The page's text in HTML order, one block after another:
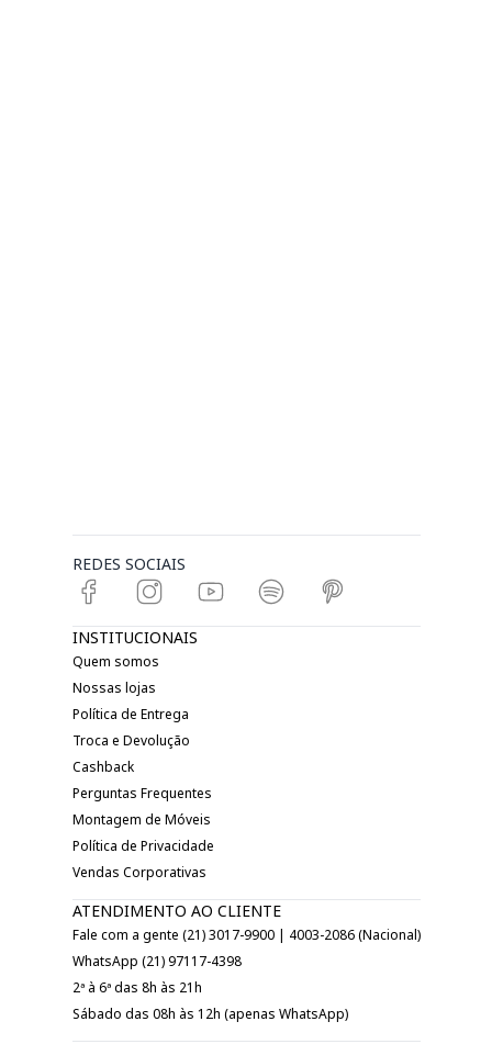
REDES SOCIAIS
INSTITUCIONAIS
Quem somos
Nossas lojas
Política de Entrega
Troca e Devolução
Cashback
Perguntas Frequentes
Montagem de Móveis
Política de Privacidade
Vendas Corporativas
ATENDIMENTO AO CLIENTE
Fale com a gente (21) 3017-9900 | 4003-2086 (Nacional)
WhatsApp (21) 97117-4398
2ª à 6ª das 8h às 21h
Sábado das 08h às 12h (apenas WhatsApp)